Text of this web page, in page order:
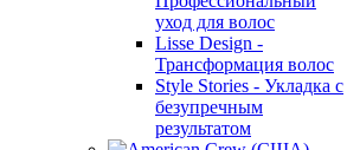
уход для волос
Lisse Design -
Трансформация волос
Style Stories - Укладка с
безупречным
результатом